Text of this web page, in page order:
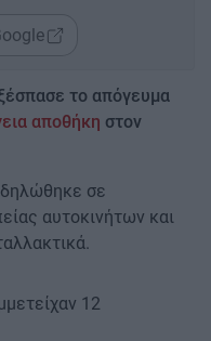
το απόγευμα
αποθήκη στον
σε
αυτοκινήτων και
12